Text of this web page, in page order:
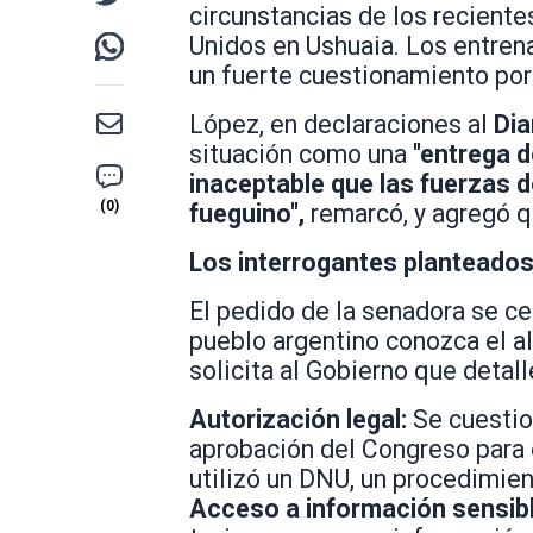
circunstancias de los
Unidos en Ushuaia. Los
un fuerte cuestionamiento
López, en declaraciones al
situación como una "entrega
inaceptable que las fuerzas
fueguino", remarcó, y agregó
Los interrogantes planteados
El pedido de la senadora se
pueblo argentino conozca el
solicita al Gobierno que
Autorización legal: Se
aprobación del Congreso
utilizó un DNU, un
Acceso a información